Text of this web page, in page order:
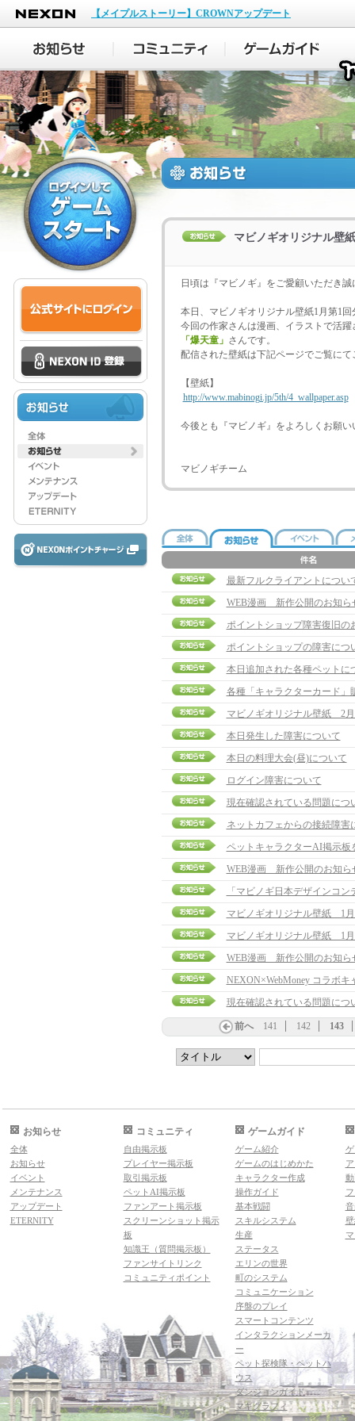
NEXON
【メイプルストーリー】CROWNアップデート
マビノギオリジナル壁
日頃は『マビノギ』をご愛顧いただき
本日、マビノギオリジナル壁紙1月第1
今回の作家さんは漫画、イラストで活躍
「爆天童」 さんです。
配信された壁紙は下記ページでご覧に
【壁紙】
http://www.mabinogi.jp/5th/4_wallpaper.asp
今後とも『マビノギ』をよろしくお願い
マビノギチーム
最新フルクライアントについ
WEB漫画 新作公開のお知ら
ポイントショップ障害復旧の
ポイントショップの障害につ
本日追加された各種ペットに
各種「キャラクターカード」
マビノギオリジナル壁紙 2
本日発生した障害について
本日の料理大会(昼)について
ログイン障害について
現在確認されている問題につ
ネットカフェからの接続障害
ペットキャラクターAI掲示板
WEB漫画 新作公開のお知ら
「マビノギ日本デザインコ
マビノギオリジナル壁紙 1
マビノギオリジナル壁紙 1
WEB漫画 新作公開のお知ら
NEXON×WebMoney コラボ
現在確認されている問題につ
前へ 141 142 143
お知らせ
全体
お知らせ
イベント
メンテナンス
アップデート
ETERNITY
コミュニティ
自由掲示板
プレイヤー掲示板
取引掲示板
ペットAI掲示板
ファンアート掲示板
スクリーンショット掲示
板
知識王（質問掲示板）
ファンサイトリンク
コミュニティポイント
ゲームガイド
ゲーム紹介
ゲームのはじめかた
キャラクター作成
操作ガイド
基本戦闘
スキルシステム
生産
ステータス
エリンの世界
町のシステム
コミュニケーション
序盤のプレイ
スマートコンテンツ
インタラクションメーカ
ー
ペット探検隊・ペットハ
ウス
ダンジョンガイド
マギグラフィ